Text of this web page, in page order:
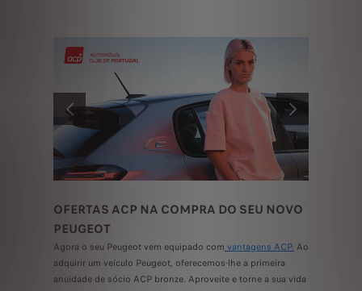
ANTERIOR SEGUINTE
OFERTAS ACP NA COMPRA DO SEU NOVO
PEUGEOT
Agora o seu Peugeot vem equipado com vantagens ACP. Ao
adquirir um veículo Peugeot, oferecemos-lhe a primeira
anuidade de sócio ACP bronze. Aproveite e torne a sua vida